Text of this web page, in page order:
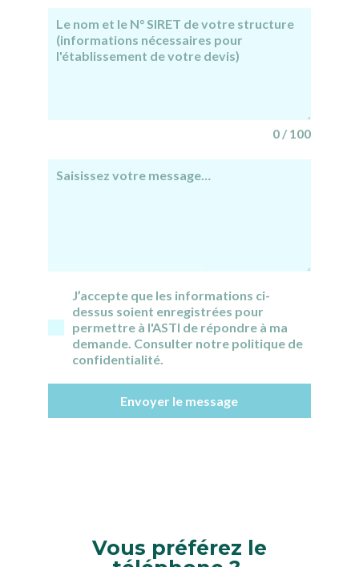
0 / 100
J’accepte que les informations ci-
dessus soient enregistrées pour
permettre à l'ASTI de répondre à ma
demande. Consulter notre politique de
confidentialité.
Envoyer le message
Vous préférez le